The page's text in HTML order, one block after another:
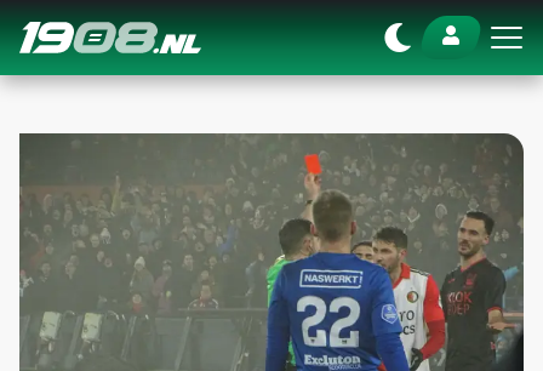
Navigation